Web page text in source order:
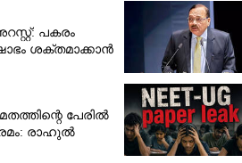
പകരം
ശക്തമാക്കാൻ
പേരിൽ
രാഹുൽ